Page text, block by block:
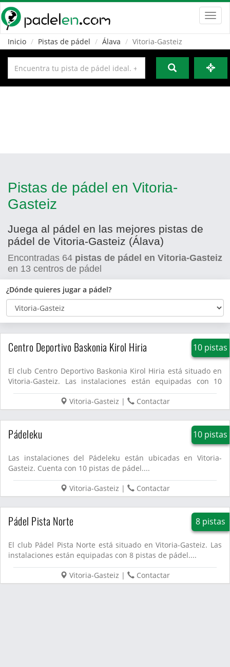
Inicio
Pistas de pádel Álava Vitoria-Gasteiz
Pistas de pádel en Vitoria-
Gasteiz
Juega al pádel en las mejores pistas de
pádel de Vitoria-Gasteiz (Álava)
Encontradas 64 pistas de pádel en Vitoria-Gasteiz
en 13 centros de pádel
¿Dónde quieres jugar a pádel?
Centro Deportivo Baskonia Kirol Hiria 10 pistas
El club Centro Deportivo Baskonia Kirol Hiria está situado en
Vitoria-Gasteiz. Las instalaciones están equipadas con 10
pis...
Vitoria-Gasteiz | Contactar
Pádeleku 10 pistas
Las instalaciones del Pádeleku están ubicadas en Vitoria-
Gasteiz. Cuenta con 10 pistas de pádel....
Vitoria-Gasteiz | Contactar
Pádel Pista Norte 8 pistas
El club Pádel Pista Norte está situado en Vitoria-Gasteiz. Las
instalaciones están equipadas con 8 pistas de pádel....
Vitoria-Gasteiz | Contactar